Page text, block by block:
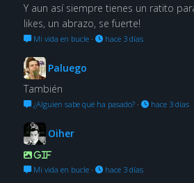
Y aun así siempre tienes un ratito
likes, un abrazo, se fuerte!
Mi vida en bucle· hace 3 días
Paluego
También
¿Alguien sabe qué ha pasado?· hace 3 días
Oiher
GIF
Mi vida en bucle· hace 3 días